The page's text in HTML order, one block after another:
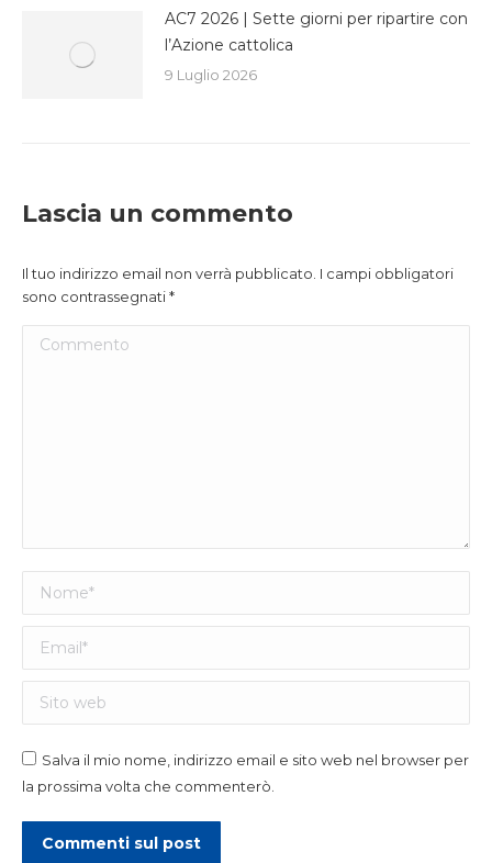
AC7 2026 | Sette giorni per ripartire con
l’Azione cattolica
9 Luglio 2026
Lascia un commento
Il tuo indirizzo email non verrà pubblicato. I campi obbligatori
sono contrassegnati*
Commento
Nome *
Email *
Sito web
Salva il mio nome, indirizzo email e sito web nel browser per
la prossima volta che commenterò.
Commenti sul post